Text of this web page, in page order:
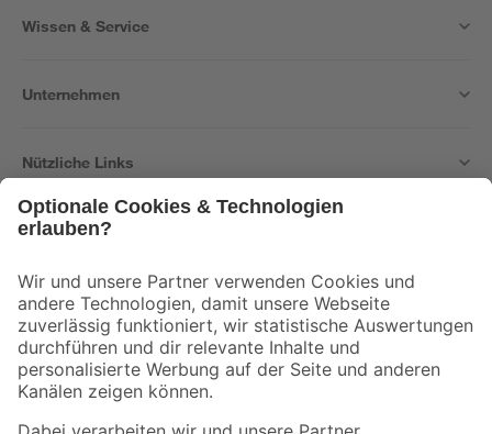
Wissen & Service
Unternehmen
Nützliche Links
Der toom Newsletter: Keine Angebote und Aktionen mehr verpassen!
Zur Newsletter Anmeldung
Folge uns